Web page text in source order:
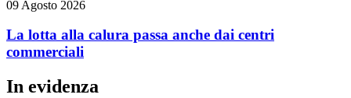
09 Agosto 2026
La lotta alla calura passa anche dai centri
commerciali
In evidenza